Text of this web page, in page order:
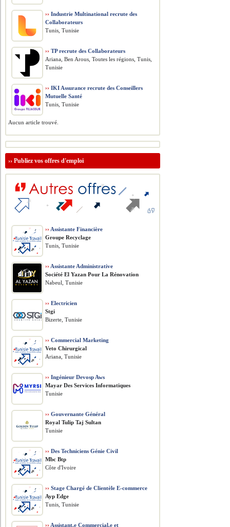
›› Industrie Multinational recrute des
Collaborateurs
Tunis, Tunisie
›› TP recrute des Collaborateurs
Ariana, Ben Arous, Toutes les régions, Tunis,
Tunisie
›› IKI Assurance recrute des Conseillers
Mutuelle Santé
Tunis, Tunisie
Aucun article trouvé.
››Publiez vos offres d'emploi
›› Assistante Financière
Groupe Recyclage
Tunis, Tunisie
›› Assistante Administrative
Société El Yazan Pour La Rénovation
Nabeul, Tunisie
›› Electricien
Stgi
Bizerte, Tunisie
›› Commercial Marketing
Veto Chirurgical
Ariana, Tunisie
›› Ingénieur Devosp Aws
Mayar Des Services Informatiques
Tunisie
›› Gouvernante Général
Royal Tulip Taj Sultan
Tunisie
›› Des Techniciens Génie Civil
Mbc Btp
Côte d'Ivoire
›› Stage Chargé de Clientèle E-commerce
Ayp Edge
Tunis, Tunisie
›› Assistant.e Commercial.e et